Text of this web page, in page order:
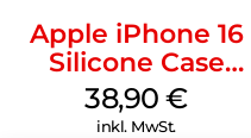
Apple iPhone 16
Silicone Case
MagSafe
Ultramarine
38,90€
inkl. MwSt.